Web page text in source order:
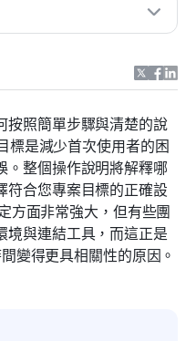
按照簡單步驟與清楚的說
標是減少首次使用者的困
。整個操作說明將解釋哪
符合您專案目標的正確設
方面非常強大，但有些團
境與連結工具，而這正是
變得更具相關性的原因。
的錯誤
Lark 與 Jira